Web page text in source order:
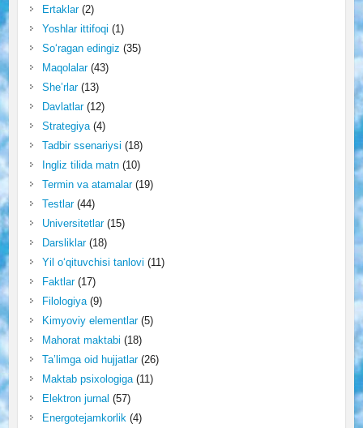
Ertaklar(2)
Yoshlar ittifoqi (1)
So‘ragan edingiz (35)
Maqolalar(43)
She’rlar(13)
Davlatlar(12)
Strategiya(4)
Tadbir ssenariysi (18)
Ingliz tilida matn(10)
Termin va atamalar(19)
Testlar(44)
Universitetlar(15)
Darsliklar(18)
Yil o‘qituvchisi tanlovi (11)
Faktlar(17)
Filologiya(9)
Kimyoviy elementlar(5)
Mahorat maktabi (18)
Ta’limga oid hujjatlar(26)
Maktab psixologiga(11)
Elektron jurnal (57)
Energotejamkorlik (4)